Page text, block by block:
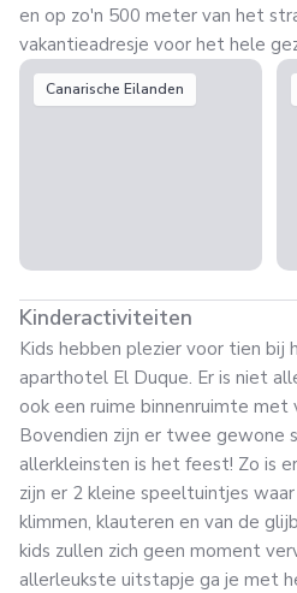
en op zo'n 500 meter van het
vakantieadresje voor het hele
Canarische Eilanden
Kinderactiviteiten
Kids hebben plezier voor tien bij
aparthotel El Duque. Er is niet
ook een ruime binnenruimte
Bovendien zijn er twee gewone
allerkleinsten is het feest! Zo is
zijn er 2 kleine speeltuintjes
klimmen, klauteren en van de
kids zullen zich geen moment
allerleukste uitstapje ga je met